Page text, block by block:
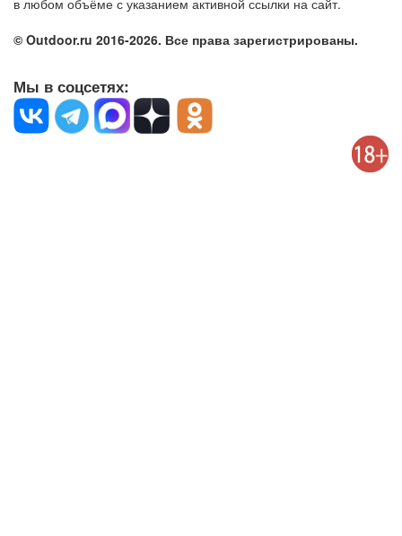
© Outdoor.ru 2016-2026. Все права зарегистрированы.
Мы в соцсетях: